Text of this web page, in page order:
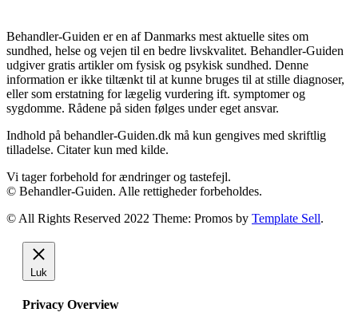
Behandler-Guiden er en af Danmarks mest aktuelle sites om
sundhed, helse og vejen til en bedre livskvalitet. Behandler-Guiden
udgiver gratis artikler om fysisk og psykisk sundhed. Denne
information er ikke tiltænkt til at kunne bruges til at stille diagnoser,
eller som erstatning for lægelig vurdering ift. symptomer og
sygdomme. Rådene på siden følges under eget ansvar.
Indhold på behandler-Guiden.dk må kun gengives med skriftlig
tilladelse. Citater kun med kilde.
Vi tager forbehold for ændringer og tastefejl.
© Behandler-Guiden. Alle rettigheder forbeholdes.
© All Rights Reserved 2022 Theme: Promos by Template Sell.
Luk
Privacy Overview